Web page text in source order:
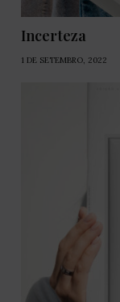
Incerteza
1 DE SETEMBRO, 2022